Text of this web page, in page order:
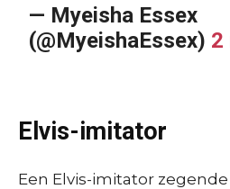
— Myeisha Essex
(@MyeishaEssex) 2
Elvis-imitator
Een Elvis-imitator